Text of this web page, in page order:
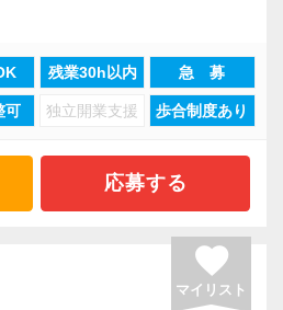
化、熱意とポテンシャル
人化しました。
スタートアップが中心
いう意味。原石である皆
りの成長を続けており、
める職場だと自負してい
業は直近8年間で32社以
ートアップ支援に特化し
残業30h以内 急 募
可 独立開業支援 歩合制度あり
応募する
favorite
マイリスト